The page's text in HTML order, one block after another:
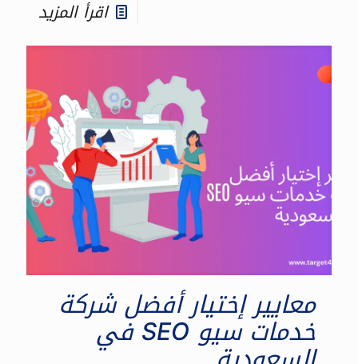
اقرأ المزيد
معايير إختيار أفضل شركة
خدمات سيو SEO في